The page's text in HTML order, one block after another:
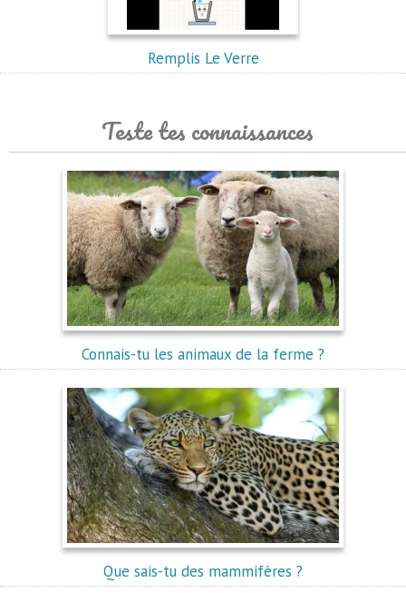
Remplis Le Verre
Teste tes connaissances
Connais-tu les animaux de la ferme ?
Que sais-tu des mammifères ?